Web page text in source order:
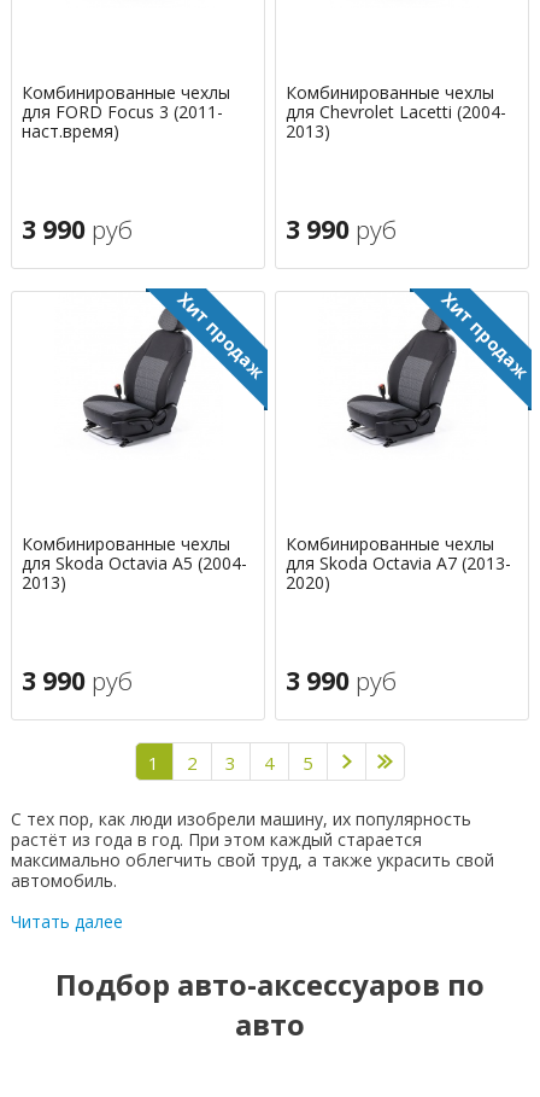
Комбинированные чехлы
для FORD Focus 3 (2011-
наст.время)
3 990 руб
Комбинированные чехлы
для Chevrolet Lacetti (2004-
2013)
3 990 руб
Комбинированные чехлы
для Skoda Octavia A5 (2004-
2013)
3 990 руб
Комбинированные чехлы
для Skoda Octavia A7 (2013-
2020)
3 990 руб
1 2 3 4 5
С тех пор, как люди изобрели машину, их популярность
растёт из года в год. При этом каждый старается
максимально облегчить свой труд, а также украсить свой
автомобиль.
Читать далее
Подбор авто-аксессуаров по
авто